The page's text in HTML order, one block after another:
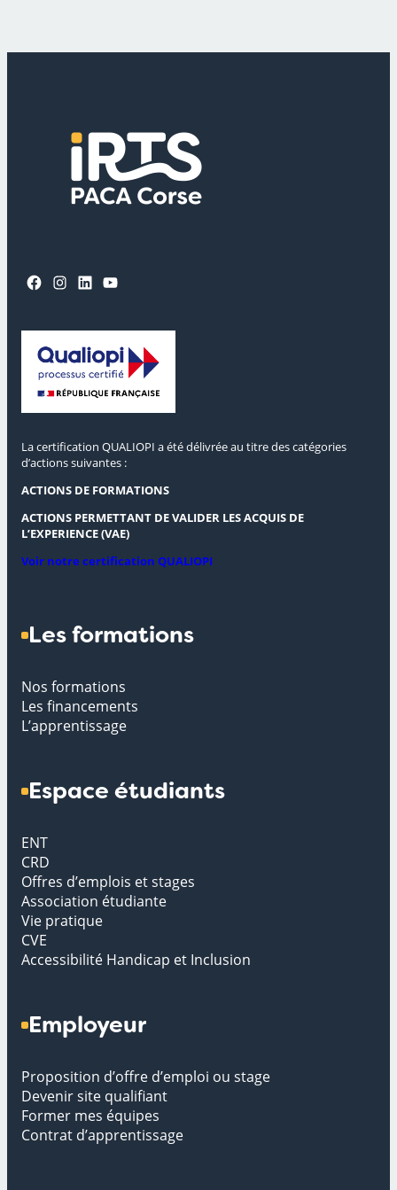
Facebook Instagram LinkedIn YouTube
La certification QUALIOPI a été délivrée au titre des catégories
d’actions suivantes :
ACTIONS DE FORMATIONS
ACTIONS PERMETTANT DE VALIDER LES ACQUIS DE
L’EXPERIENCE (VAE)
Voir notre certification QUALIOPI
Les formations
Nos formations
Les financements
L’apprentissage
Espace étudiants
ENT
CRD
Offres d’emplois et stages
Association étudiante
Vie pratique
CVE
Accessibilité Handicap et Inclusion
Employeur
Proposition d’offre d’emploi ou stage
Devenir site qualifiant
Former mes équipes
Contrat d’apprentissage